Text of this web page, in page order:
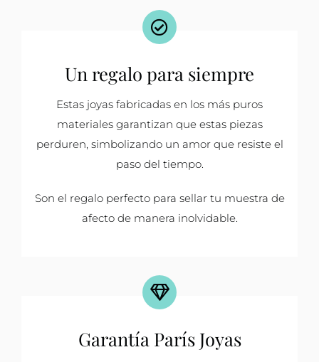
Un regalo para siempre
Estas joyas fabricadas en los más puros
materiales garantizan que estas piezas
perduren, simbolizando un amor que resiste el
paso del tiempo.
Son el regalo perfecto para sellar tu muestra de
afecto de manera inolvidable.
Garantía París Joyas